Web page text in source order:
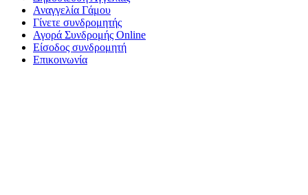
Αναγγελία Γάμου
Γίνετε συνδρομητής
Αγορά Συνδρομής Online
Είσοδος συνδρομητή
Επικοινωνία